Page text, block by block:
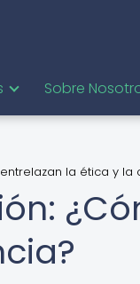
Sobre
la ética y la